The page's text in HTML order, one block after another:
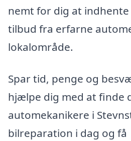
nemt for dig at
tilbud fra erfarne
lokalområde.
Spar tid, penge og
hjælpe dig med at finde
automekanikere i
bilreparation i dag og få